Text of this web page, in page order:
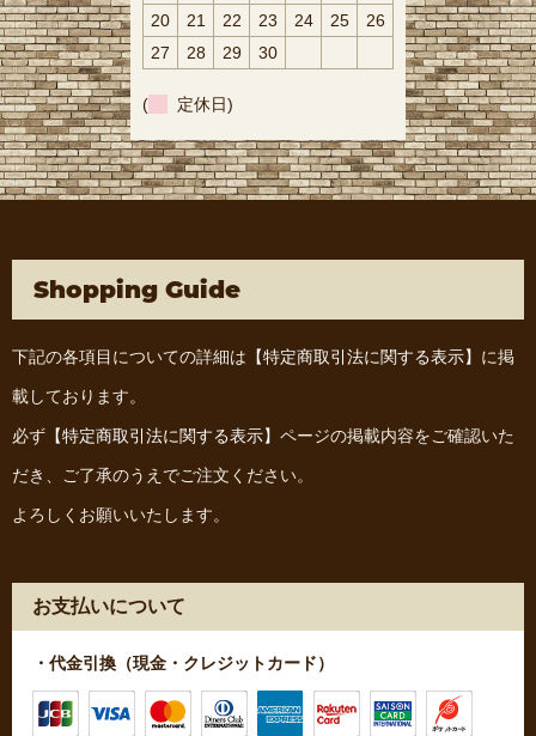
20 21 22 23 24 25
26
27
28 29 30
( 定休日)
Shopping Guide
下記の各項目についての詳細は 【特定商取引法に関する表示】 に掲
載しております。
必ず 【特定商取引法に関する表示】 ページの掲載内容をご確認いた
だき、ご了承のうえでご注文ください。
よろしくお願いいたします。
お支払いについて
・代金引換（現金・クレジットカード）